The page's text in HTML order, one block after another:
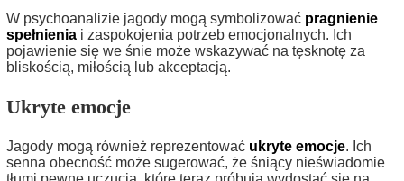
W psychoanalizie jagody mogą symbolizować pragnienie
spełnienia i zaspokojenia potrzeb emocjonalnych. Ich
pojawienie się we śnie może wskazywać na tęsknotę za
bliskością, miłością lub akceptacją.
Ukryte emocje
Jagody mogą również reprezentować ukryte emocje. Ich
senna obecność może sugerować, że śniący nieświadomie